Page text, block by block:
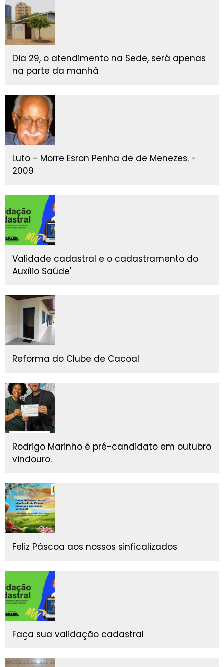
Dia 29, o atendimento na Sede, será apenas
na parte da manhã
Luto - Morre Esron Penha de de Menezes. -
2009
Validade cadastral e o cadastramento do
Auxílio Saúde'
Reforma do Clube de Cacoal
Rodrigo Marinho é pré-candidato em outubro
vindouro.
Feliz Páscoa aos nossos sinficalizados
Faça sua validação cadastral